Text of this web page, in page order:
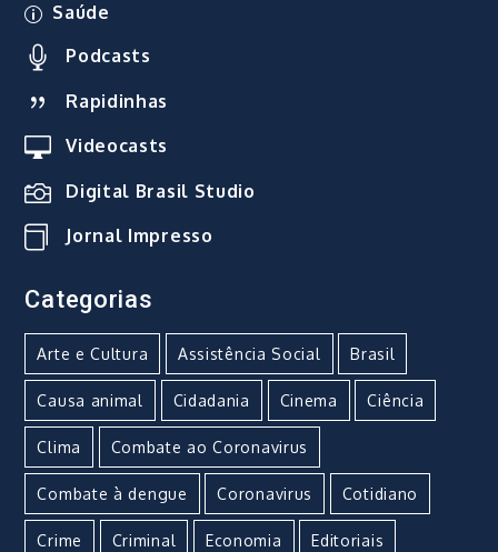
Saúde
Podcasts
Rapidinhas
Videocasts
Digital Brasil Studio
Jornal Impresso
Categorias
Arte e Cultura Assistência Social Brasil
Causa animal Cidadania Cinema Ciência
Clima Combate ao Coronavirus
Combate à dengue Coronavirus Cotidiano
Crime Criminal Economia Editoriais